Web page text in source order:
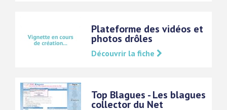
Plateforme des vidéos et
photos drôles
Découvrir la fiche
Top Blagues - Les blagues
collector du Net